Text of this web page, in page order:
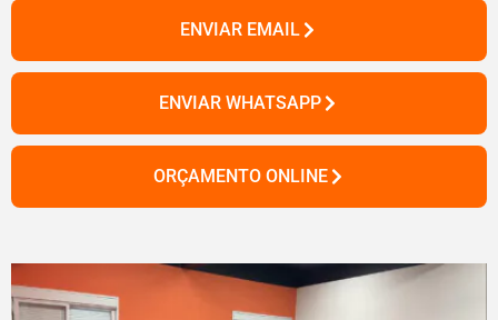
ENVIAR EMAIL
ENVIAR WHATSAPP
ORÇAMENTO ONLINE